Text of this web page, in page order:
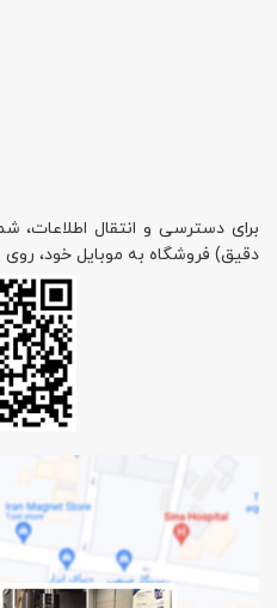
برای دسترسی و انتقال اطلاعات،
دقیق) فروشگاه به موبایل خود،